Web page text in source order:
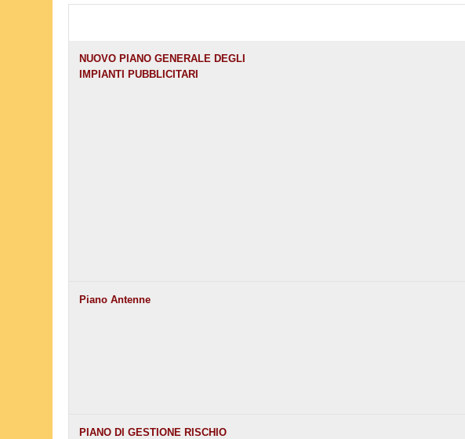
NUOVO PIANO GENERALE DEGLI
IMPIANTI PUBBLICITARI
Piano Antenne
PIANO DI GESTIONE RISCHIO